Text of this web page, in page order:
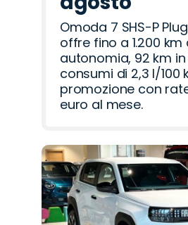
Omoda 7 SHS-P
offre fino a 1.200 km
autonomia, 92 km
consumi di 2,3 l/100
promozione con
euro al mese.